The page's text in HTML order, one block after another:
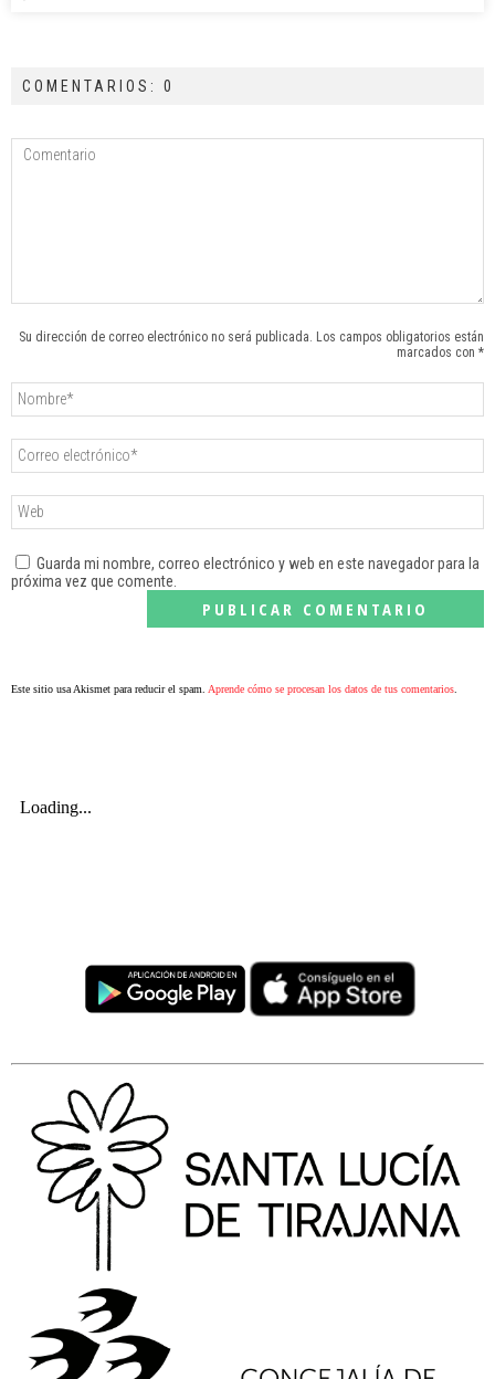
COMENTARIOS: 0
Su dirección de correo electrónico no será publicada. Los campos obligatorios están
marcados con *
Guarda mi nombre, correo electrónico y web en este navegador para la
próxima vez que comente.
Este sitio usa Akismet para reducir el spam. Aprende cómo se procesan los datos de tus comentarios